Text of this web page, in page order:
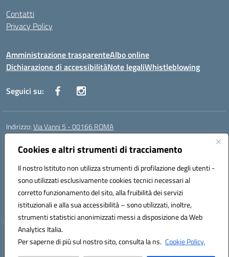
Cookies e altri strumenti di tracciamento
Il nostro Istituto non utilizza strumenti di profilazione degli utenti -
sono utilizzati esclusivamente cookies tecnici necessari al
corretto funzionamento del sito, alla fruibilità dei servizi
istituzionali e alla sua accessibilità – sono utilizzati, inoltre,
strumenti statistici anonimizzati messi a disposizione da Web
Analytics Italia.
Per saperne di più sul nostro sito, consulta la ns. Cookie Policy.
Contatti
Privacy Policy
Amministrazione trasparenteAlbo online
Dichiarazione di accessibilitàNote legaliWhistleblowing
Seguici su:
Indirizzo:Via Vanni 5 - 00166 ROMA
Centralino:
Posta elettronica certificata (PEC):RMIC86500P@pec.istruzione.it
Codice fiscale: 97197050582
Codice meccanografico:RMIC86500P
Codice Indice delle Pubbliche Amministrazioni (IPA): istsc_RMIC86500P
Codice unico di fatturazione (CUF): UFSRRZ
Hosting & Powered by 3D Solution S.r.l.
Concept & Design by Designers Italia